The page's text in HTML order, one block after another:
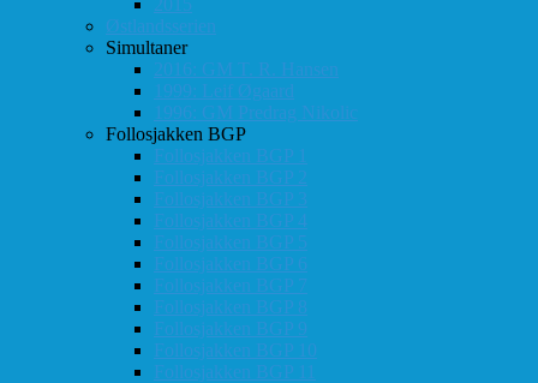
Østlandsserien
Simultaner
2016: GM T. R. Hansen
1999: Leif Øgaard
1996: GM Predrag Nikolic
Follosjakken BGP
Follosjakken BGP 1
Follosjakken BGP 2
Follosjakken BGP 3
Follosjakken BGP 4
Follosjakken BGP 5
Follosjakken BGP 6
Follosjakken BGP 7
Follosjakken BGP 8
Follosjakken BGP 9
Follosjakken BGP 10
Follosjakken BGP 11